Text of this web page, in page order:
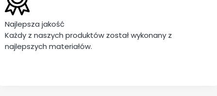
Najlepsza jakość
Każdy z naszych produktów został wykonany z
najlepszych materiałów.